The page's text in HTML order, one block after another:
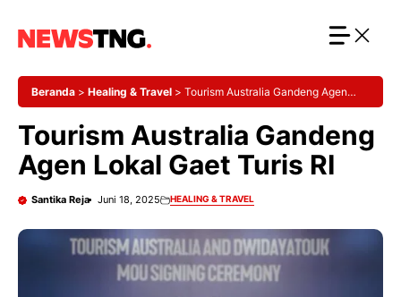
Beranda > Healing & Travel > Tourism Australia Gandeng Agen
Tourism Australia Gandeng
Agen Lokal Gaet Turis RI
Santika Reja Juni 18, 2025 HEALING & TRAVEL